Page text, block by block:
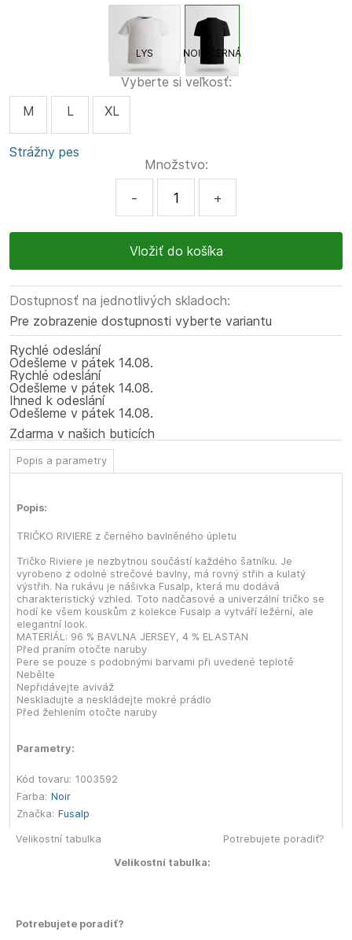
LYS NOIR ČERNÁ
Vyberte si veľkosť:
M
L XL
Strážny pes
Množstvo:
- +
Dostupnosť na jednotlivých skladoch:
Pre zobrazenie dostupnosti vyberte variantu
Rychlé odeslání
Odešleme v pátek 14.08.
Rychlé odeslání
Odešleme v pátek 14.08.
Ihned k odeslání
Odešleme v pátek 14.08.
Zdarma v našich buticích
Popis a parametry
Popis:
TRIČKO RIVIERE z černého bavlněného úpletu
Tričko Riviere je nezbytnou součástí každého šatníku. Je
vyrobeno z odolné strečové bavlny, má rovný střih a kulatý
výstřih. Na rukávu je nášivka Fusalp, která mu dodává
charakteristický vzhled. Toto nadčasové a univerzální tričko se
hodí ke všem kouskům z kolekce Fusalp a vytváří ležérní, ale
elegantní look.
MATERIÁL: 96 % BAVLNA JERSEY, 4 % ELASTAN
Před praním otočte naruby
Pere se pouze s podobnými barvami při uvedené teplotě
Nebělte
Nepřidávejte aviváž
Neskladujte a neskládejte mokré prádlo
Před žehlením otočte naruby
Parametry:
Kód tovaru: 1003592
Farba: Noir
Značka: Fusalp
Velikostní tabulka
Velikostní tabulka:
Potrebujete poradiť?
Potrebujete poradiť?